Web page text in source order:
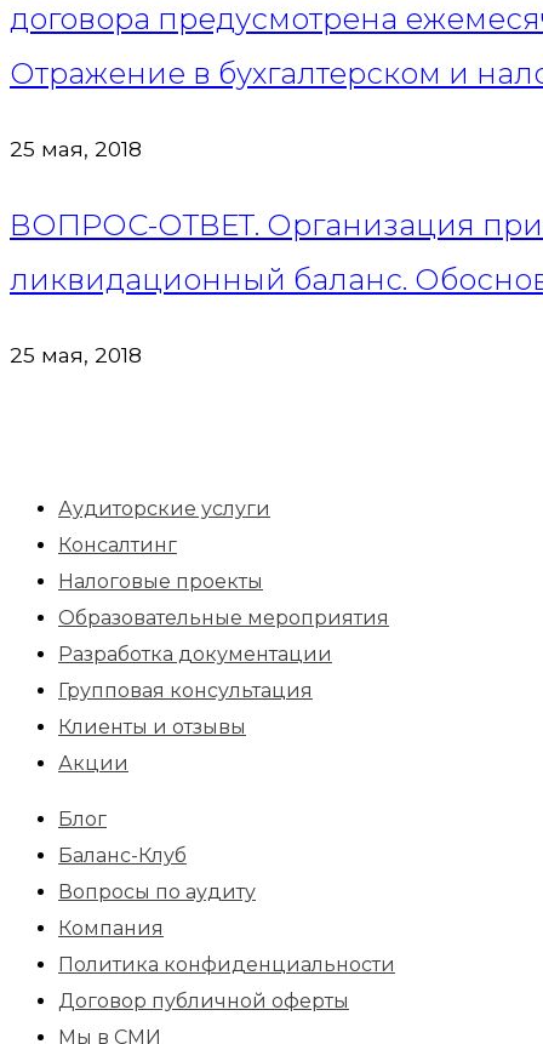
договора предусмотрена
Отражение в бухгалтерском и
25 мая, 2018
ВОПРОС-ОТВЕТ. Организация
ликвидационный баланс.
25 мая, 2018
Аудиторские услуги
Консалтинг
Налоговые проекты
Образовательные мероприятия
Разработка документации
Групповая консультация
Клиенты и отзывы
Акции
Блог
Баланс-Клуб
Вопросы по аудиту
Компания
Политика конфиденциальности
Договор публичной оферты
Мы в СМИ